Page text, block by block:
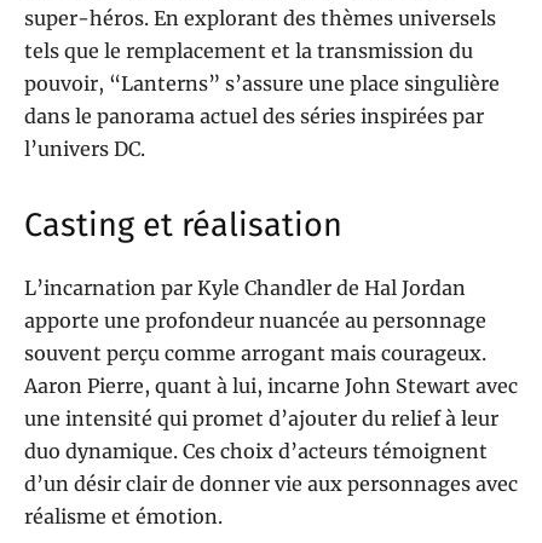
super-héros. En explorant des thèmes universels
tels que le remplacement et la transmission du
pouvoir, “Lanterns” s’assure une place singulière
dans le panorama actuel des séries inspirées par
l’univers DC.
Casting et réalisation
L’incarnation par Kyle Chandler de Hal Jordan
apporte une profondeur nuancée au personnage
souvent perçu comme arrogant mais courageux.
Aaron Pierre, quant à lui, incarne John Stewart avec
une intensité qui promet d’ajouter du relief à leur
duo dynamique. Ces choix d’acteurs témoignent
d’un désir clair de donner vie aux personnages avec
réalisme et émotion.